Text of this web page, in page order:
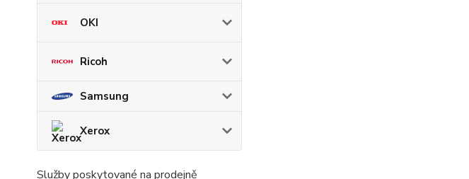
OKI
Ricoh
Samsung
Xerox
Služby poskytované na prodejně